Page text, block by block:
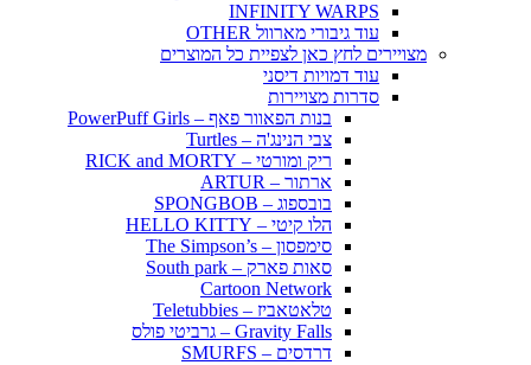
INFINITY WARPS
עוד גיבורי מארוול OTHER
מצויירים לחץ כאן לצפיית כל המוצרים
עוד דמויות דיסני
סדרות מצויירות
בנות הפאוור פאף – PowerPuff Girls
צבי הנינג'ה – Turtles
ריק ומורטי – RICK and MORTY
ארתור – ARTUR
בובספוג – SPONGBOB
הלו קיטי – HELLO KITTY
סימפסון – The Simpson’s
סאות פארק – South park
Cartoon Network
טלאטאביז – Teletubbies
Gravity Falls – גרביטי פולס
דרדסים – SMURFS